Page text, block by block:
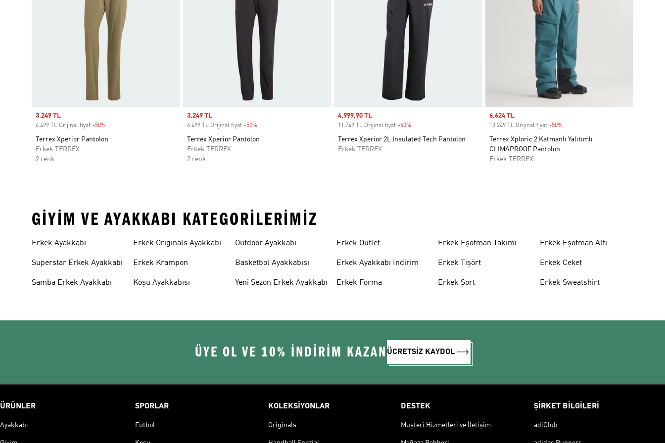
Sale price
3.249 TL
6.499 TL Orijinal fiyat -50%
Terrex Xperior Pantolon
Erkek TERREX
2 renk
Sale price
3.249 TL
6.499 TL Orijinal fiyat -50%Discount
Terrex Xperior Pantolon
Erkek TERREX
2 renk
Sale price
4.999,90 TL
11.749 TL Orijinal fiyat -60%
Terrex Xperior 2L Insulated Tech Pantolon
Erkek TERREX
Sale price
6.624 TL
13.249 TL Orijinal fiyat -50%Discount
Terrex Xploric 2 Katmanlı Yalıtımlı
CLIMAPROOF Pantolon
Erkek TERREX
GIYIM VE AYAKKABI KATEGORILERIMIZ
Erkek Ayakkabı
Superstar Erkek Ayakkabı
Samba Erkek Ayakkabı
Erkek Originals Ayakkabı
Erkek Krampon
Koşu Ayakkabısı
Outdoor Ayakkabı
Basketbol Ayakkabısı
Yeni Sezon Erkek Ayakkabı
Erkek Outlet
Erkek Ayakkabı Indirim
Erkek Forma
Erkek Eşofman Takımı
Erkek Tişört
Erkek Şort
Erkek Eşofman Altı
Erkek Ceket
Erkek Sweatshirt
ÜYE OL VE 10% İNDİRİM KAZAN ÜCRETSİZ KAYDOL
ÜRÜNLER
Ayakkabı
SPORLAR
Futbol
KOLEKSİYONLAR
Originals
DESTEK
Müşteri Hizmetleri ve İletişim
ŞİRKET BİLGİLERİ
adiClub